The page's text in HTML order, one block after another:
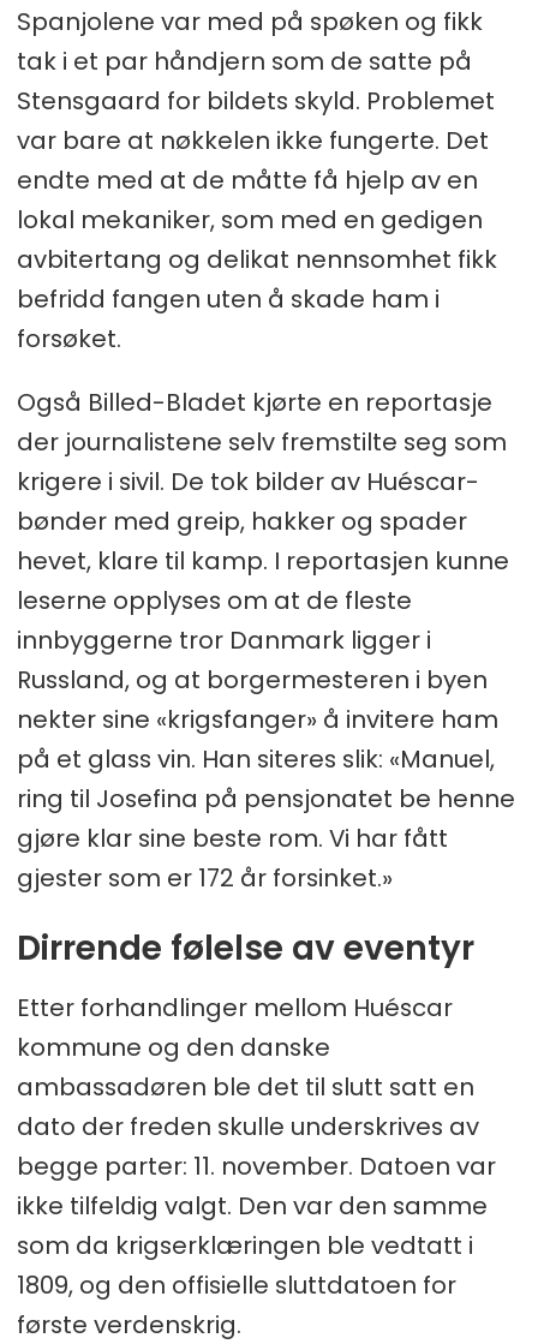
Spanjolene var med på spøken og fikk
tak i et par håndjern som de satte på
Stensgaard for bildets skyld. Problemet
var bare at nøkkelen ikke fungerte. Det
endte med at de måtte få hjelp av en
lokal mekaniker, som med en gedigen
avbitertang og delikat nennsomhet fikk
befridd fangen uten å skade ham i
forsøket.
Også Billed-Bladet kjørte en reportasje
der journalistene selv fremstilte seg som
krigere i sivil. De tok bilder av Huéscar-
bønder med greip, hakker og spader
hevet, klare til kamp. I reportasjen kunne
leserne opplyses om at de fleste
innbyggerne tror Danmark ligger i
Russland, og at borgermesteren i byen
nekter sine «krigsfanger» å invitere ham
på et glass vin. Han siteres slik: «Manuel,
ring til Josefina på pensjonatet be henne
gjøre klar sine beste rom. Vi har fått
gjester som er 172 år forsinket.»
Dirrende følelse av eventyr
Etter forhandlinger mellom Huéscar
kommune og den danske
ambassadøren ble det til slutt satt en
dato der freden skulle underskrives av
begge parter: 11. november. Datoen var
ikke tilfeldig valgt. Den var den samme
som da krigserklæringen ble vedtatt i
1809, og den offisielle sluttdatoen for
første verdenskrig.